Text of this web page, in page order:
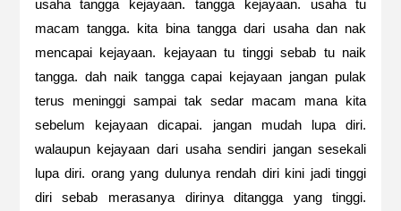
usaha tangga kejayaan. tangga kejayaan. usaha tu
macam tangga. kita bina tangga dari usaha dan nak
mencapai kejayaan. kejayaan tu tinggi sebab tu naik
tangga. dah naik tangga capai kejayaan jangan pulak
terus meninggi sampai tak sedar macam mana kita
sebelum kejayaan dicapai. jangan mudah lupa diri.
walaupun kejayaan dari usaha sendiri jangan sesekali
lupa diri. orang yang dulunya rendah diri kini jadi tinggi
diri sebab merasanya dirinya ditangga yang tinggi.